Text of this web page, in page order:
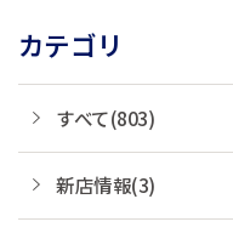
カテゴリ
すべて(803)
新店情報(3)